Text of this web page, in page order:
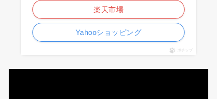
楽天市場
Yahooショッピング
ポチップ